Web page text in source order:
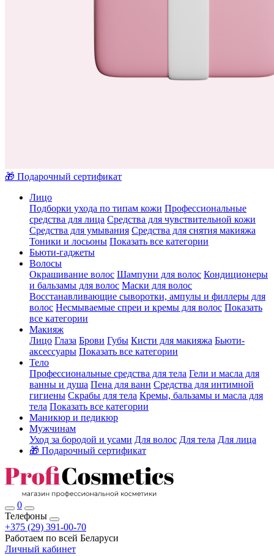
🎁 Подарочный сертификат
Лицо
Подборки ухода по типам кожи Профессиональные
средства для лица Средства для чувствительной кожи
Средства для умывания Средства для снятия макияжа
Тоники и лосьоны Показать все категории
Бьюти-гаджеты
Волосы
Окрашивание волос Шампуни для волос Кондиционеры
и бальзамы для волос Маски для волос
Восстанавливающие сыворотки, ампулы и филлеры для
волос Несмываемые спреи и кремы для волос Показать
все категории
Макияж
Лицо Глаза Брови Губы Кисти для макияжа Бьюти-
аксессуары Показать все категории
Тело
Профессиональные средства для тела Гели и масла для
ванны и душа Пена для ванн Средства для интимной
гигиены Скрабы для тела Кремы, бальзамы и масла для
тела Показать все категории
Маникюр и педикюр
Мужчинам
Уход за бородой и усами Для волос Для тела Для лица
🎁 Подарочный сертификат
0
Телефоны
+375 (29) 391-00-70
Работаем по всей Беларуси
Личный кабинет